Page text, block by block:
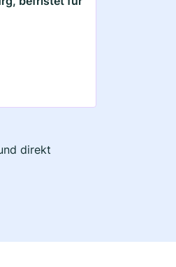
direkt